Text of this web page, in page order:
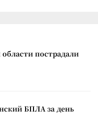
пострадали
БПЛА за день